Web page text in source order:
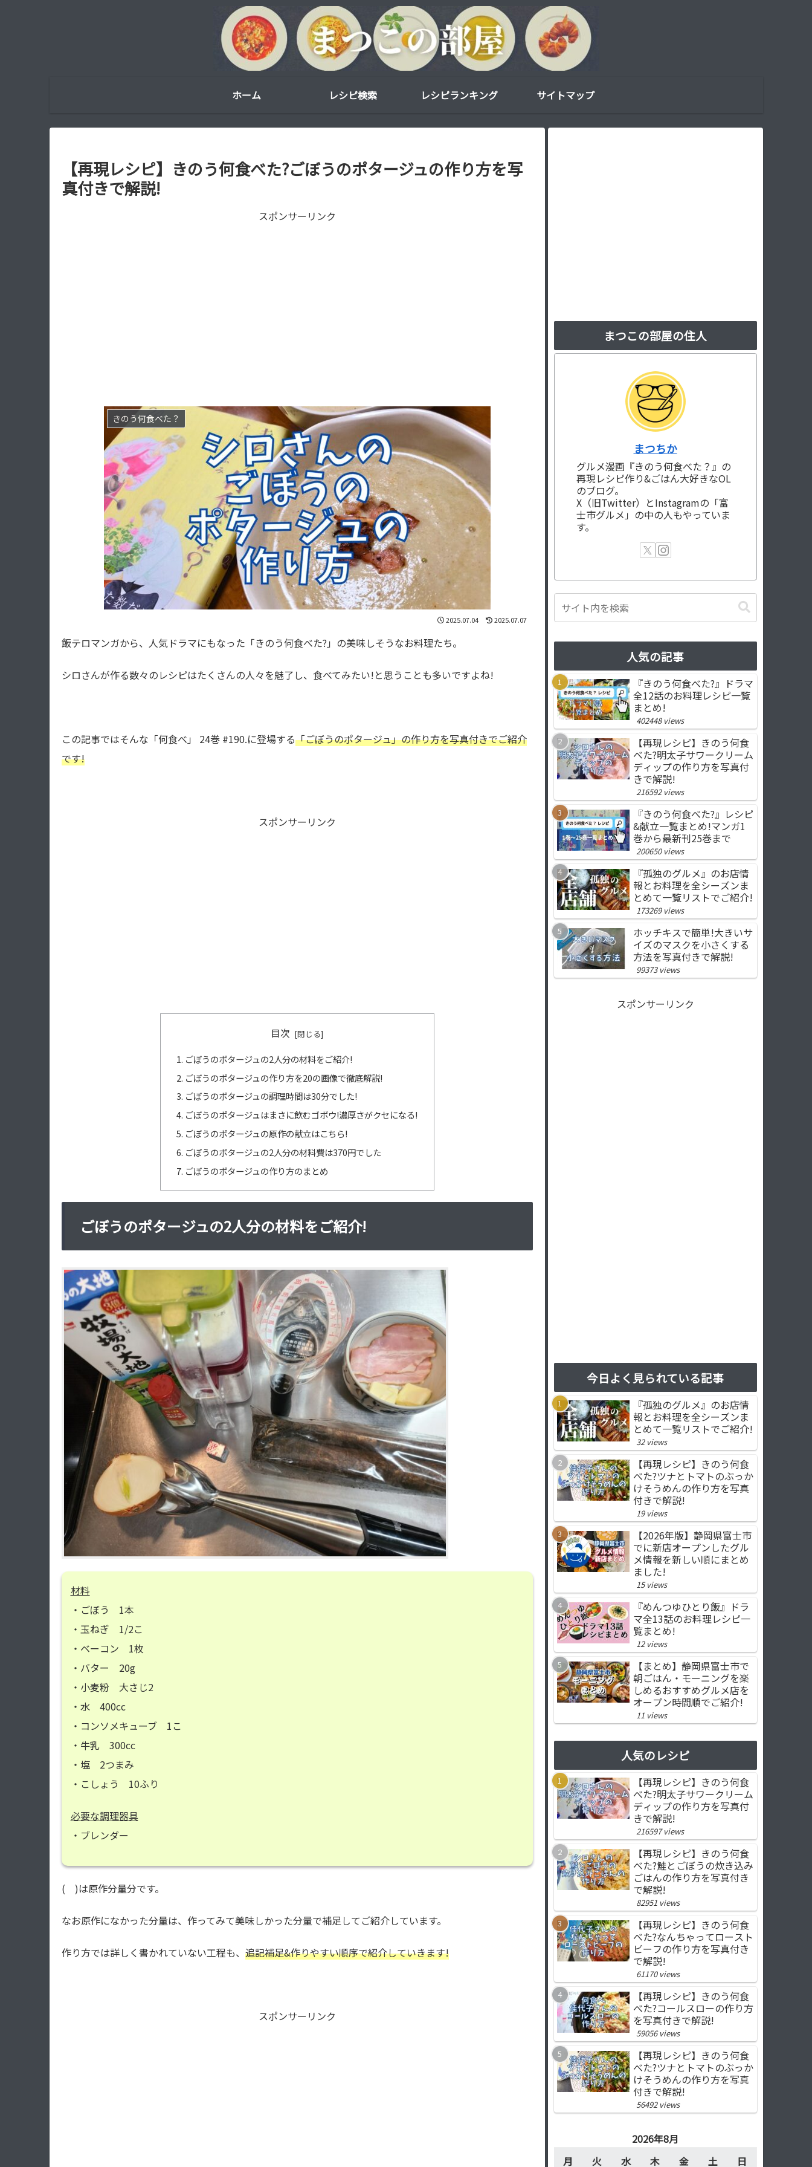
ホーム レシピ検索 レシピランキング サイトマップ
【再現レシピ】きのう何食べた?ごぼうのポタージュの作り方を写
真付きで解説!
スポンサーリンク
きのう何食べた？
2025.07.04 2025.07.07
飯テロマンガから、人気ドラマにもなった「きのう何食べた?」の美味しそうなお料理たち。
シロさんが作る数々のレシピはたくさんの人々を魅了し、食べてみたい!と思うことも多いですよね!
この記事ではそんな「何食べ」 24巻 #190.に登場する「ごぼうのポタージュ」の作り方を写真付きでご紹介
です!
スポンサーリンク
目次
ごぼうのポタージュの2人分の材料をご紹介!
ごぼうのポタージュの作り方を20の画像で徹底解説!
ごぼうのポタージュの調理時間は30分でした!
ごぼうのポタージュはまさに飲むゴボウ!濃厚さがクセになる!
ごぼうのポタージュの原作の献立はこちら!
ごぼうのポタージュの2人分の材料費は370円でした
ごぼうのポタージュの作り方のまとめ
ごぼうのポタージュの2人分の材料をご紹介!
材料
・ごぼう 1本
・玉ねぎ 1/2こ
・ベーコン 1枚
・バター 20g
・小麦粉 大さじ2
・水 400cc
・コンソメキューブ 1こ
・牛乳 300cc
・塩 2つまみ
・こしょう 10ふり
必要な調理器具
・ブレンダー
( )は原作分量分です。
なお原作になかった分量は、作ってみて美味しかった分量で補足してご紹介しています。
作り方では詳しく書かれていない工程も、 追記補足&作りやすい順序で紹介していきます!
スポンサーリンク
まつこの部屋の住人
まつちか
グルメ漫画『きのう何食べた？』の
再現レシピ作り&ごはん大好きなOL
のブログ。
X（旧Twitter）とInstagramの「富
士市グルメ」の中の人もやっていま
す。
人気の記事
『きのう何食べた?』ドラマ
全12話のお料理レシピ一覧
まとめ!
402448 views
【再現レシピ】きのう何食
べた?明太子サワークリーム
ディップの作り方を写真付
きで解説!
216592 views
『きのう何食べた?』レシピ
&献立一覧まとめ!マンガ1
巻から最新刊25巻まで
200650 views
『孤独のグルメ』のお店情
報とお料理を全シーズンま
とめて一覧リストでご紹介!
173269 views
ホッチキスで簡単!大きいサ
イズのマスクを小さくする
方法を写真付きで解説!
99373 views
スポンサーリンク
今日よく見られている記事
『孤独のグルメ』のお店情
報とお料理を全シーズンま
とめて一覧リストでご紹介!
32 views
【再現レシピ】きのう何食
べた?ツナとトマトのぶっか
けそうめんの作り方を写真
付きで解説!
19 views
【2026年版】静岡県富士市
でに新店オープンしたグル
メ情報を新しい順にまとめ
ました!
15 views
『めんつゆひとり飯』ドラ
マ全13話のお料理レシピ一
覧まとめ!
12 views
【まとめ】静岡県富士市で
朝ごはん・モーニングを楽
しめるおすすめグルメ店を
オープン時間順でご紹介!
11 views
人気のレシピ
【再現レシピ】きのう何食
べた?明太子サワークリーム
ディップの作り方を写真付
きで解説!
216597 views
【再現レシピ】きのう何食
べた?鮭とごぼうの炊き込み
ごはんの作り方を写真付き
で解説!
82951 views
【再現レシピ】きのう何食
べた?なんちゃってロースト
ビーフの作り方を写真付き
で解説!
61170 views
【再現レシピ】きのう何食
べた?コールスローの作り方
を写真付きで解説!
59056 views
【再現レシピ】きのう何食
べた?ツナとトマトのぶっか
けそうめんの作り方を写真
付きで解説!
56492 views
2026年8月
月
火 水 木 金 土 日